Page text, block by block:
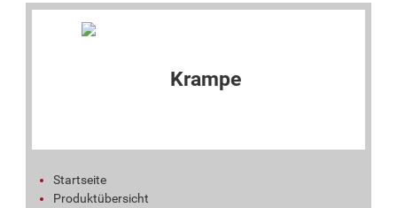
Startseite
Produktübersicht